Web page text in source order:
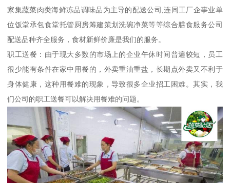
家集蔬菜肉类海鲜冻品调味品为主导的配送公司,连同工厂企事业单
位饭堂承包食堂托管厨房筹建策划洗碗净菜等等综合膳食服务公司
配送品种齐全服务，食材新鲜价廉是我们的服务。
职工送餐：由于现大多数的市场上的企业午休时间普遍较短，员工
很少能有条件在家中用餐的，外卖重油重盐，长期点外卖又不利于
身体健康，这种用餐难的现象，导致很多企业招工困难。其实，我
们公司的职工送餐可以解决用餐难的问题。